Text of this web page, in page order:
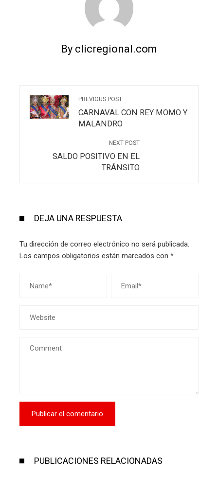
By clicregional.com
PREVIOUS POST
CARNAVAL CON REY MOMO Y
MALANDRO
NEXT POST
SALDO POSITIVO EN EL
TRÁNSITO
DEJA UNA RESPUESTA
Tu dirección de correo electrónico no será publicada.
Los campos obligatorios están marcados con *
PUBLICACIONES RELACIONADAS